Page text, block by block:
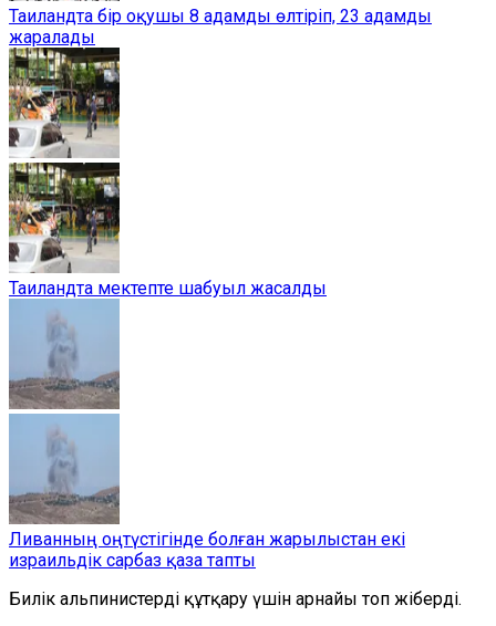
Таиландта бір оқушы 8 адамды өлтіріп, 23 адамды
жаралады
Таиландта мектепте шабуыл жасалды
Ливанның оңтүстігінде болған жарылыстан екі
израильдік сарбаз қаза тапты
Билік альпинистерді құтқару үшін арнайы топ жіберді.